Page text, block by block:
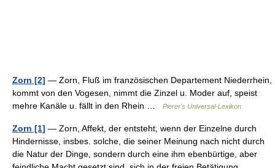
Zorn [2] — Zorn, Fluß im französischen Departement Niederrhein,
kommt von den Vogesen, nimmt die Zinzel u. Moder auf, speist
mehre Kanäle u. fällt in den Rhein …
Pierer's Universal-Lexikon
Zorn [1] — Zorn, Affekt, der entsteht, wenn der Einzelne durch
Hindernisse, insbes. solche, die seiner Meinung nach nicht durch
die Natur der Dinge, sondern durch eine ihm ebenbürtige, aber